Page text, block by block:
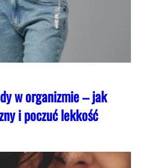
w organizmie – jak
i poczuć lekkość